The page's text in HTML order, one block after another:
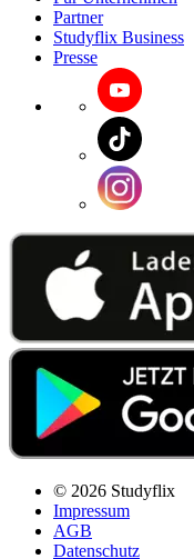
Partner
Studyflix Business
Presse
© 2026 Studyflix
Impressum
AGB
Datenschutz